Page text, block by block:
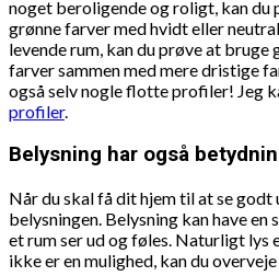
noget beroligende og roligt, kan du
grønne farver med hvidt eller
levende rum, kan du prøve at bruge
farver sammen med mere dristige
også selv nogle flotte profiler! Jeg
profiler.
Belysning har også
Når du skal få dit hjem til at se godt
belysningen. Belysning kan have
et rum ser ud og føles. Naturligt lys
ikke er en mulighed, kan du